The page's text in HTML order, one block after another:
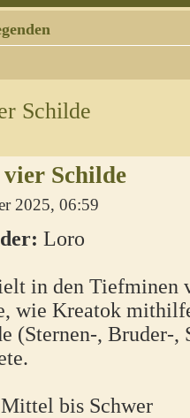
Schilde
Schilde
2025, 06:59
Loro
in den Tiefminen
wie Kreatok
(Sternen-, Bruder-,
Mittel bis Schwer